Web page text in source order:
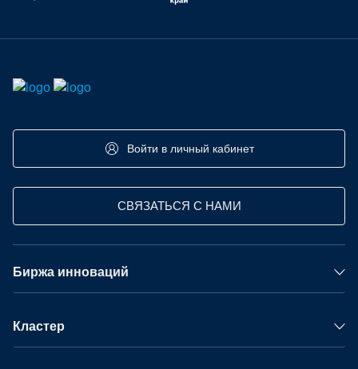
Войти в личный кабинет
СВЯЗАТЬСЯ С НАМИ
Биржа инноваций
Кластер